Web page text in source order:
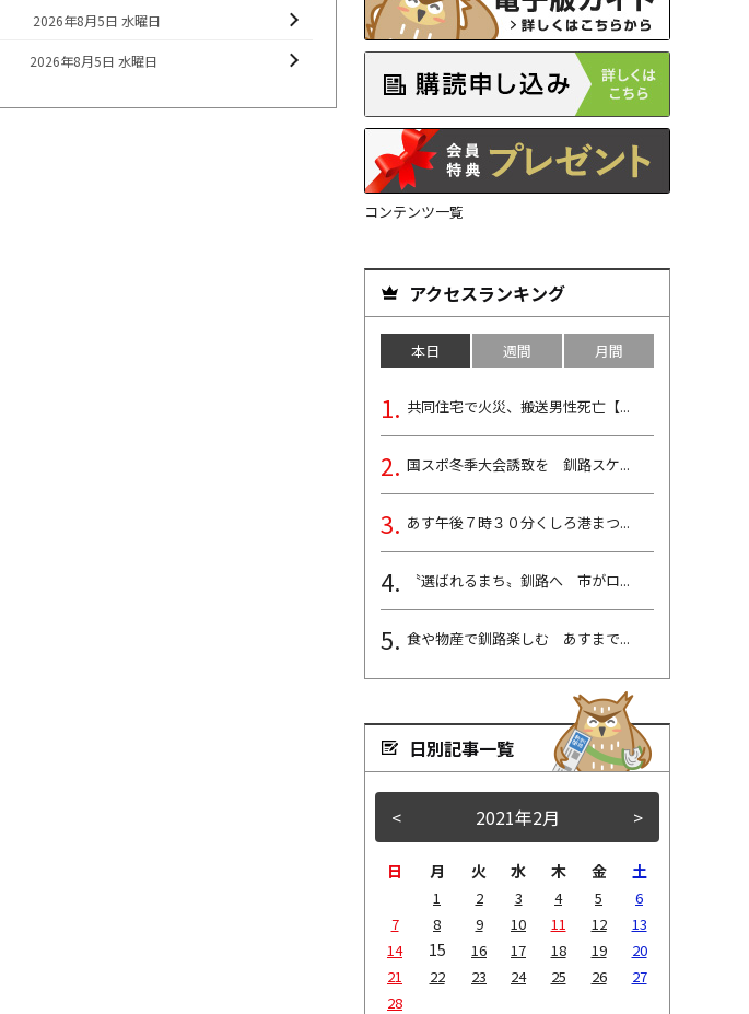
2026年8月5日 水曜日
2026年8月5日 水曜日
コンテンツ一覧
アクセスランキング
本日 週間 月間
共同住宅で火災、搬送男性死亡【...
国スポ冬季大会誘致を 釧路スケ...
あす午後７時３０分くしろ港まつ...
〝選ばれるまち〟釧路へ 市がロ...
食や物産で釧路楽しむ あすまで...
日別記事一覧
< >
2021年2月
日 月 火 水 木 金 土
1 2 3 4 5
6
7
8 9 10 11 12
13
14
15 16 17 18 19
20
21
22 23 24 25 26
27
28